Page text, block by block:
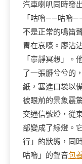
汽車喇叭同時發
「咕嚕——咕嚕
不是正常的鳴笛
胃在哀嚎。廖沾
「寧靜冥想」。
了一張髒兮兮的
紙，塞進口袋以
被眼前的景象震
交通信號燈，從
部變成了綠燈。
行」的狀態，同
咕嚕」的聲音包